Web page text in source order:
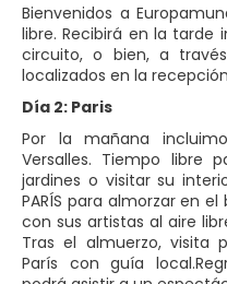
Bienvenidos a
libre. Recibirá en la tarde
circuito, o bien, a
localizados en la
Día 2: Paris
Por la mañana
Versalles. Tiempo libre
jardines o visitar su
PARÍS para almorzar en
con sus artistas al aire
Tras el almuerzo, visita
París con guía